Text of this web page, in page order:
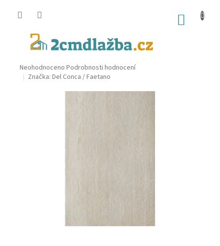
Průměrné
hodnocení
Neohodnoceno Podrobnosti hodnocení
Značka: Del Conca / Faetano